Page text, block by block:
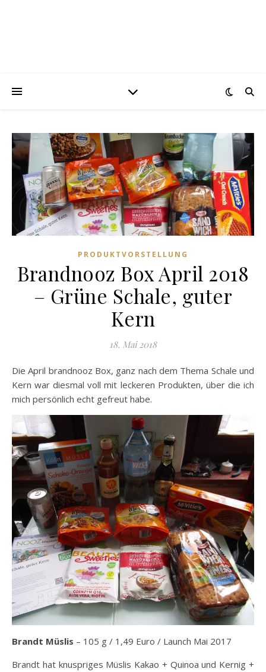
PRODUKTVORSTELLUNG
Brandnooz Box April 2018
– Grüne Schale, guter
Kern
18. Mai 2018
Die April brandnooz Box, ganz nach dem Thema Schale und
Kern war diesmal voll mit leckeren Produkten, über die ich
mich persönlich echt gefreut habe.
Brandt Müslis – 105 g / 1,49 Euro / Launch Mai 2017
Brandt hat knuspriges Müslis Kakao + Quinoa und Kernig +